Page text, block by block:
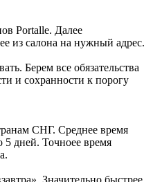
Portalle. Далее
из салона на нужный адрес.
Берем все обязательства
и сохранности к порогу
СНГ. Среднее время
5 дней. Точноее время
Значительно быстрее,